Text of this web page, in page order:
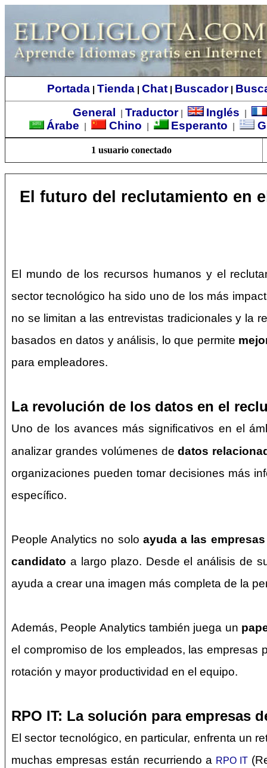
Portada Tienda Chat Buscador|
General
Traductor| Inglés
Árabe Chino Esperanto
1 usuario conectado
El futuro del reclutamiento en
El mundo de los recursos humanos y el
sector tecnológico ha sido uno de los más
no se limitan a las entrevistas tradicionales y la
basados en datos y análisis, lo que permite
para empleadores.
La revolución de los datos en el
Uno de los avances más significativos en el
analizar grandes volúmenes dedatos
organizaciones pueden tomar decisiones más
específico.
People Analytics no solo ayuda a las
candidato a largo plazo. Desde el análisis de
ayuda a crear una imagen más completa de la
Además, People Analytics también juega un
el compromiso de los empleados, las empresas
rotación y mayor productividad en el equipo.
RPO IT: La solución para empresas
El sector tecnológico, en particular, enfrenta un
muchas empresas están recurriendo a RPO IT